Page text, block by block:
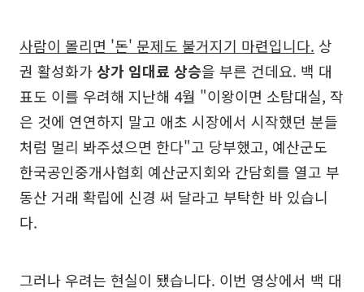
사람이 몰리면 '돈' 문제도 불거지기 마련입니다. 상
권 활성화가상가 임대료 상승을 부른 건데요. 백 대
표도 이를 우려해 지난해 4월 "이왕이면 소탐대실, 작
은 것에 연연하지 말고 애초 시장에서 시작했던 분들
처럼 멀리 봐주셨으면 한다"고 당부했고, 예산군도
한국공인중개사협회 예산군지회와 간담회를 열고 부
동산 거래 확립에 신경 써 달라고 부탁한 바 있습니
다.
그러나 우려는 현실이 됐습니다. 이번 영상에서 백 대